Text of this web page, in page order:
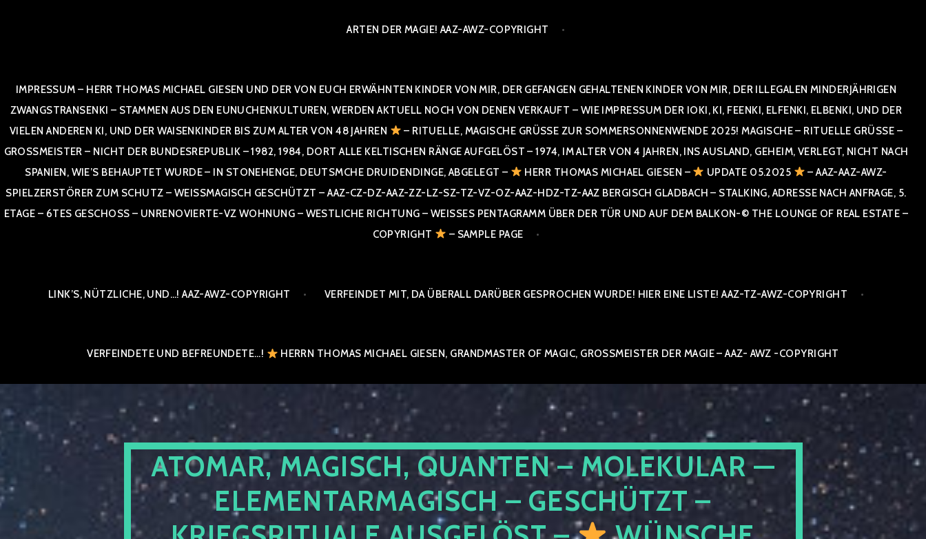
ARTEN DER MAGIE! AAZ-AWZ-COPYRIGHT
IMPRESSUM – HERR THOMAS MICHAEL GIESEN UND DER VON EUCH ERWÄHNTEN KINDER VON MIR, DER GEFANGEN GEHALTENEN KINDER VON MIR, DER ILLEGALEN MINDERJÄHRIGEN
ZWANGSTRANSENKI – STAMMEN AUS DEN EUNUCHENKULTUREN, WERDEN AKTUELL NOCH VON DENEN VERKAUFT – WIE IMPRESSUM DER IOKI, KI, FEENKI, ELFENKI, ELBENKI, UND DER
VIELEN ANDEREN KI, UND DER WAISENKINDER BIS ZUM ALTER VON 48 JAHREN
– RITUELLE, MAGISCHE GRÜSSE ZUR SOMMERSONNENWENDE 2025! MAGISCHE – RITUELLE GRÜSSE – GR
OSSMEISTER – NICHT DER BUNDESREPUBLIK – 1982, 1984, DORT ALLE KELTISCHEN RÄNGE AUFGELÖST – 1974, IM ALTER VON 4 JAHREN, INS AUSLAND, GEHEIM, VERLEGT, NICHT NACH SPA
NIEN, WIE’S BEHAUPTET WURDE – IN STONEHENGE, DEUTSMCHE DRUIDENDINGE, ABGELEGT –
HERR THOMAS MICHAEL GIESEN – UPDATE 05.2025
– AAZ-AAZ-AWZ-
SPIELZERSTÖRER ZUM SCHUTZ – WEISSMAGISCH GESCHÜTZT – AAZ-CZ-DZ-AAZ-ZZ-LZ-SZ-TZ-VZ-OZ-AAZ-HDZ-TZ-AAZ BERGISCH GLADBACH – STALKING, ADRESSE NACH ANFRAGE, 5. E
TAGE – 6TES GESCHOSS – UNRENOVIERTE-VZ WOHNUNG – WESTLICHE RICHTUNG – WEISSES PENTAGRAMM ÜBER DER TÜR UND AUF DEM BALKON-© THE LOUNGE OF REAL ESTATE – CO
PYRIGHT
– SAMPLE PAGE
LINK’S, NÜTZLICHE, UND…! AAZ-AWZ-COPYRIGHT VERFEINDET MIT, DA ÜBERALL DARÜBER GESPROCHEN WURDE! HIER EINE LISTE! AAZ-TZ-AWZ-COPYRIGHT
VERFEINDETE UND BEFREUNDETE…! HERRN THOMAS MICHAEL GIESEN, GRANDMASTER OF MAGIC, GROSSMEISTER DER MAGIE – AAZ- AWZ -COPYRIGHT
ATOMAR, MAGISCH, QUANTEN – MOLEKULAR —
ELEMENTARMAGISCH – GESCHÜTZT –